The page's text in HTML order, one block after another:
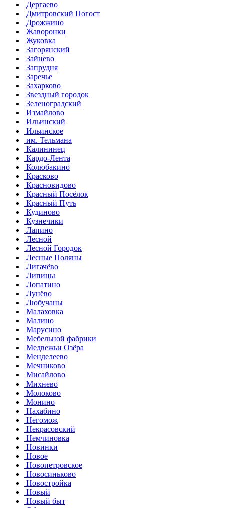
Дергаево
Дмитровский Погост
Дрожжино
Жаворонки
Жуковка
Загорянский
Зайцево
Запрудня
Заречье
Захарково
Звездный городок
Зеленоградский
Измайлово
Ильинский
Ильинское
им. Тельмана
Калининец
Кардо-Лента
Колюбакино
Красково
Красновидово
Красный Посёлок
Красный Путь
Кудиново
Кузнечики
Лапино
Лесной
Лесной Городок
Лесные Поляны
Лигачёво
Липицы
Лопатино
Лунёво
Любучаны
Малаховка
Малино
Марусино
Мебельной фабрики
Медвежьи Озёра
Менделеево
Мечниково
Мисайлово
Михнево
Молоково
Монино
Нахабино
Негомож
Некрасовский
Немчиновка
Новинки
Новое
Новопетровское
Новосиньково
Новостройка
Новый
Новый быт